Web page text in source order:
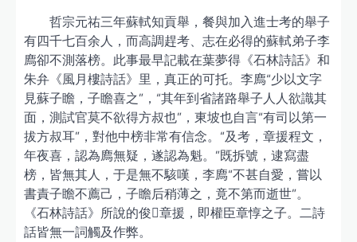
哲宗元祐三年蘇軾知貢舉，餐與加入進士考的舉子
有四千七百余人，而高調趕考、志在必得的蘇軾弟子李
廌卻不測落榜。此事最早記載在葉夢得《石林詩話》和
朱弁《風月樓詩話》里，真正的可托。李廌“少以文字
見蘇子瞻，子瞻喜之”，“其年到省諸路舉子人人欲識其
面，測試官莫不欲得方叔也”，東坡也自言“有司以第一
拔方叔耳”，對他中榜非常有信念。“及考，章援程文，
年夜喜，認為廌無疑，遂認為魁。”既拆號，逮寫盡
榜，皆無其人，于是無不駭嘆，李廌“不甚自愛，嘗以
書責子瞻不薦己，子瞻后稍薄之，竟不第而逝世”。
《石林詩話》所說的俊章援，即權臣章惇之子。二詩
話皆無一詞觸及作弊。